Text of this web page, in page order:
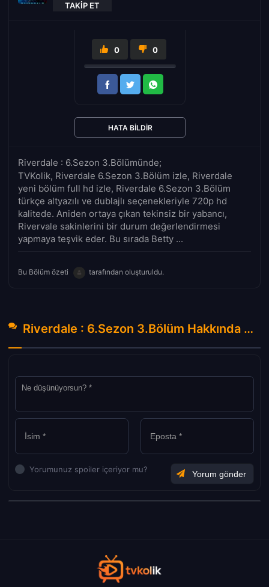
TAKIP ET
Riverdale : 6.Sezon 3.Bölümünde;
TVKolik, Riverdale 6.Sezon 3.Bölüm izle, Riverdale
yeni bölüm full hd izle, Riverdale 6.Sezon 3.Bölüm
türkçe altyazılı ve dublajlı seçenekleriyle 720p hd
kalitede. Aniden ortaya çıkan tekinsiz bir yabancı,
Rivervale sakinlerini bir durum değerlendirmesi
yapmaya teşvik eder. Bu sırada Betty ...
Bu Bölüm özeti tarafından oluşturuldu.
0 0
HATA BILDIR
Riverdale : 6.Sezon 3.Bölüm Hakkında Yorumlar
Yorumunuz spoiler içeriyor mu?